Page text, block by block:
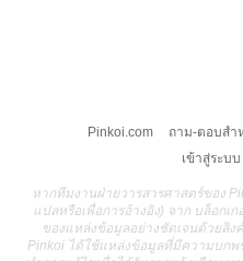
Pinkoi.com ถาม-ตอบสำ
เข้าสู่ระบ
หากทีมงานฝ่ายวารสารศาสตร์ของ
แปลหรือเพื่อการอ้างอิง) จาก บล็อกเ
ของแหล่งข้อมูลอย่างชัดเจนด้วยลิ
Pinkoi ได้ใช้แหล่งข้อมูลที่มีความบกพ